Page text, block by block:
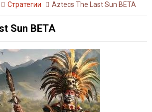
Стратегии Aztecs The Last Sun BETA
Sun BETA